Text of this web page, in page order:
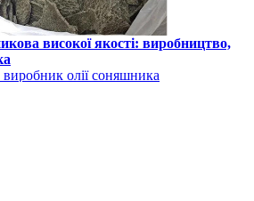
високої якості: виробництво,
олії соняшника